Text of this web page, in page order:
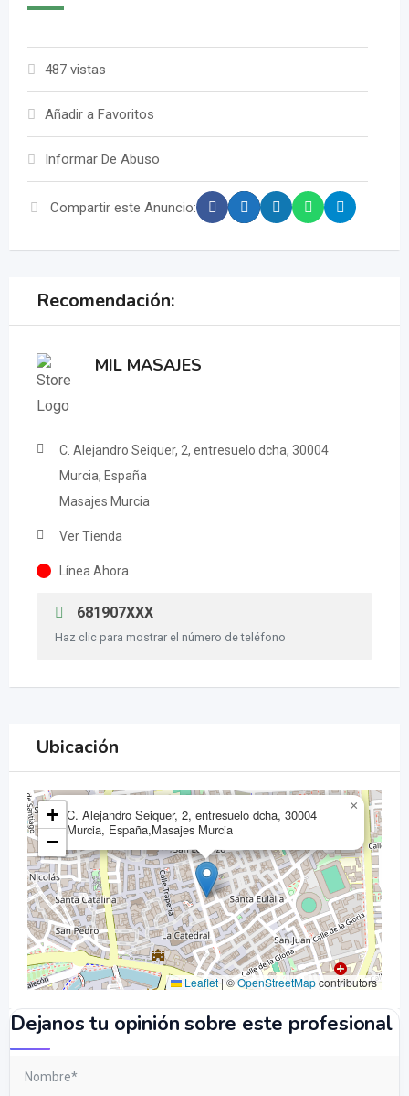
487 vistas
Añadir a Favoritos
Informar De Abuso
Compartir este Anuncio:
Recomendación:
MIL MASAJES
C. Alejandro Seiquer, 2, entresuelo dcha, 30004
Murcia, España
Masajes Murcia
Ver Tienda
Línea Ahora
681907XXX
Haz clic para mostrar el número de teléfono
Ubicación
C. Alejandro Seiquer, 2, entresuelo dcha, 30004
Murcia, España,Masajes Murcia
×
+
−
Leaflet | ©OpenStreetMapcontributors
Dejanos tu opinión sobre este profesional